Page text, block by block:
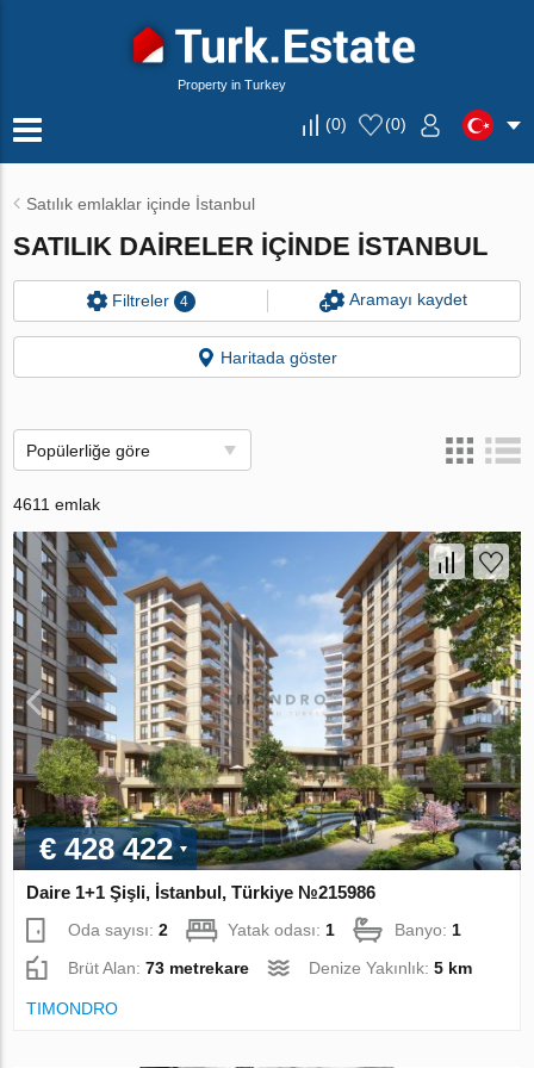
Property in Turkey
(0) (0)
Satılık emlaklar içinde İstanbul
SATILIK DAIRELER IÇINDE İSTANBUL
Filtreler 4 Aramayı kaydet
Haritada göster
Popülerliğe göre
4611 emlak
€ 428 422
Daire 1+1 Şişli, İstanbul, Türkiye №215986
Oda sayısı:2 Yatak odası: 1 Banyo: 1
Brüt Alan:73 metrekare Denize Yakınlık:5 km
TIMONDRO